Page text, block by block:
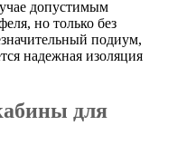
допустимым
но только без
подиум,
надежная изоляция
для